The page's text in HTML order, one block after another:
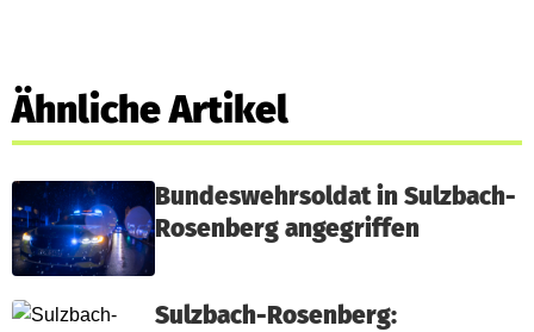
Ähnliche Artikel
Bundeswehrsoldat in Sulzbach-
Rosenberg angegriffen
Sulzbach-Rosenberg: